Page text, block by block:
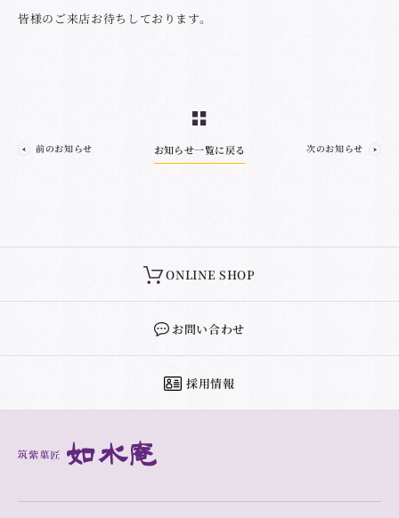
皆様のご来店お待ちしております。
前のお知らせ お知らせ一覧に戻る 次のお知らせ
ONLINE SHOP
お問い合わせ
採用情報